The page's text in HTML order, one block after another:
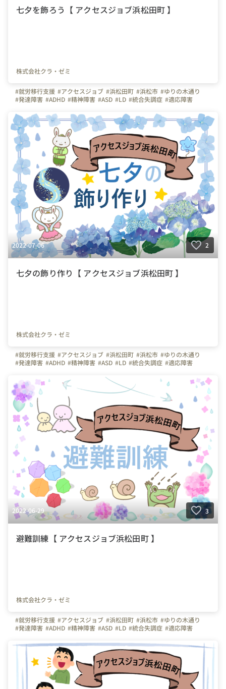
七夕を飾ろう【 アクセスジョブ浜松田町 】
株式会社クラ・ゼミ
#就労移行支援 #アクセスジョブ #浜松田町 #浜松市 #ゆりの木通り
#発達障害 #ADHD #精神障害 #ASD #LD #統合失調症 #適応障害
#福祉サービス
#クラ・ゼミ #浜松 #浜松街中 #第一通り駅 #浜松駅
2022-07-06 2
七夕の飾り作り【 アクセスジョブ浜松田町 】
株式会社クラ・ゼミ
#就労移行支援 #アクセスジョブ #浜松田町 #浜松市 #ゆりの木通り
#発達障害 #ADHD #精神障害 #ASD #LD #統合失調症 #適応障害
#福祉サービス
#クラ・ゼミ #浜松 #第一通り駅 #浜松駅
2022-06-29 3
避難訓練【 アクセスジョブ浜松田町 】
株式会社クラ・ゼミ
#就労移行支援 #アクセスジョブ #浜松田町 #浜松市 #ゆりの木通り
#発達障害 #ADHD #精神障害 #ASD #LD #統合失調症 #適応障害
#福祉サービス #クラ・ゼミ #浜松 #浜松街中 #第一通り駅 #浜松駅